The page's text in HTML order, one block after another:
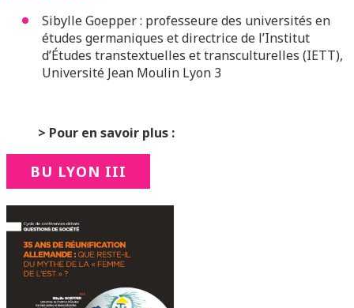
Sibylle Goepper : professeure des universités en
études germaniques et directrice de l’Institut
d’Études transtextuelles et transculturelles (IETT),
Université Jean Moulin Lyon 3
> Pour en savoir plus :
BU LYON III